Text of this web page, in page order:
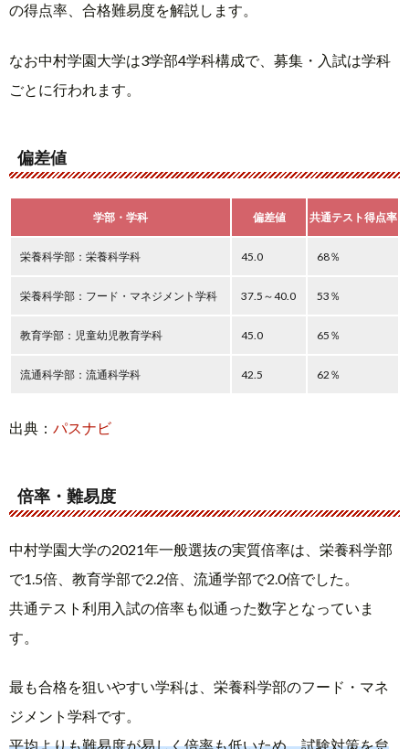
の得点率、合格難易度を解説します。
なお中村学園大学は3学部4学科構成で、募集・入試は学科
ごとに行われます。
偏差値
学部・学科 偏差値 共通テスト得点率
栄養科学部：栄養科学科 45.0 68％
栄養科学部：フード・マネジメント学科 37.5～40.0 53％
教育学部：児童幼児教育学科 45.0 65％
流通科学部：流通科学科 42.5 62％
出典： パスナビ
倍率・難易度
中村学園大学の2021年一般選抜の実質倍率は、栄養科学部
で1.5倍、教育学部で2.2倍、流通学部で2.0倍でした。
共通テスト利用入試の倍率も似通った数字となっていま
す。
最も合格を狙いやすい学科は、栄養科学部のフード・マネ
ジメント学科です。
平均よりも難易度が易しく倍率も低いため、試験対策を怠